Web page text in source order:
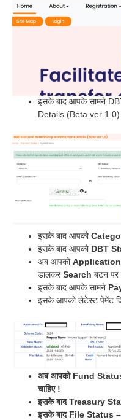
इसके बाद आपके सामने
Details (Beta ver
इसके बाद आपको
इसके बाद आपको DBT
अब आपको
डालकरSearch बटन पर
इसके बाद आपके सामने
इसके आपको लेटेस्ट पेमेंट
अब आपको Fund
चाहिए !
इसके बाद Treasury
इसके बाद File Status –